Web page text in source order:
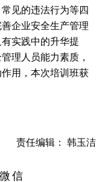
见的违法行为等四
企业安全生产管理
实践中的升华提
理人员能力素质，
用，本次培训班获
责任编辑： 韩玉洁
信